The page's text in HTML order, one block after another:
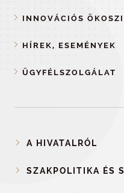
INNOVÁCIÓS
HÍREK, ESEMÉNYEK
ÜGYFÉLSZOLGÁLAT
A HIVATALRÓL
SZAKPOLITIKA ÉS